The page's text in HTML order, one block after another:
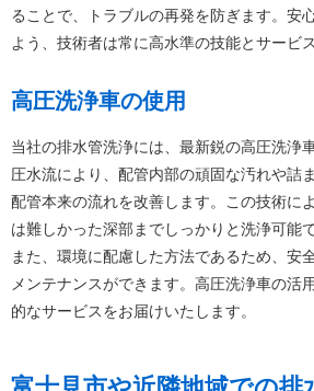
ることで、トラブルの再発を防ぎます。安
よう、技術者は常に高水準の技能とサービ
高圧洗浄車の使用
当社の排水管洗浄には、最新鋭の高圧洗浄
圧水流により、配管内部の頑固な汚れや詰
配管本来の流れを改善します。この技術に
は難しかった深部までしっかりと洗浄可能で
また、環境に配慮した方法であるため、安
メンテナンスができます。高圧洗浄車の活
的なサービスをお届けいたします。